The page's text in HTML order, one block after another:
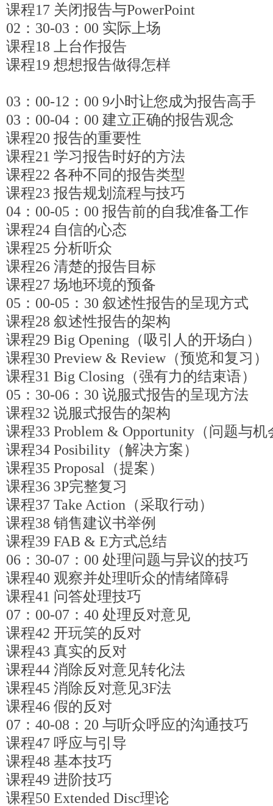
课程17 关闭报告与PowerPoint
02：30-03：00 实际上场
课程18 上台作报告
课程19 想想报告做得怎样
03：00-12：00 9小时让您成为报告高手
03：00-04：00 建立正确的报告观念
课程20 报告的重要性
课程21 学习报告时好的方法
课程22 各种不同的报告类型
课程23 报告规划流程与技巧
04：00-05：00 报告前的自我准备工作
课程24 自信的心态
课程25 分析听众
课程26 清楚的报告目标
课程27 场地环境的预备
05：00-05：30 叙述性报告的呈现方式
课程28 叙述性报告的架构
课程29 Big Opening（吸引人的开场白）
课程30 Preview & Review（预览和复习）
课程31 Big Closing（强有力的结束语）
05：30-06：30 说服式报告的呈现方法
课程32 说服式报告的架构
课程33 Problem & Opportunity（问题与机
课程34 Posibility（解决方案）
课程35 Proposal（提案）
课程36 3P完整复习
课程37 Take Action（采取行动）
课程38 销售建议书举例
课程39 FAB & E方式总结
06：30-07：00 处理问题与异议的技巧
课程40 观察并处理听众的情绪障碍
课程41 问答处理技巧
07：00-07：40 处理反对意见
课程42 开玩笑的反对
课程43 真实的反对
课程44 消除反对意见转化法
课程45 消除反对意见3F法
课程46 假的反对
07：40-08：20 与听众呼应的沟通技巧
课程47 呼应与引导
课程48 基本技巧
课程49 进阶技巧
课程50 Extended Disc理论